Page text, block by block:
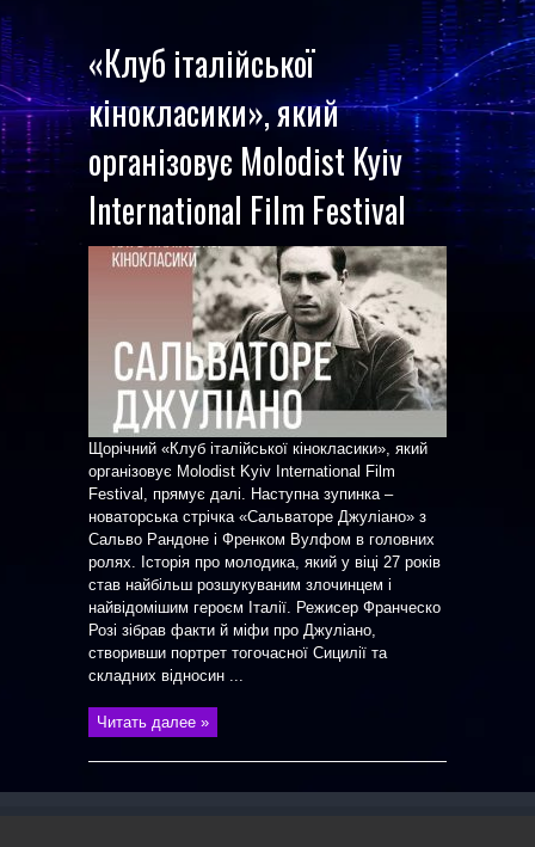
«Клуб італійської
кінокласики», який
організовує Molodist Kyiv
International Film Festival
Щорічний «Клуб італійської кінокласики», який
організовує Molodist Kyiv International Film
Festival, прямує далі. Наступна зупинка –
новаторська стрічка «Сальваторе Джуліано» з
Сальво Рандоне і Френком Вулфом в головних
ролях. Історія про молодика, який у віці 27 років
став найбільш розшукуваним злочинцем і
найвідомішим героєм Італії. Режисер Франческо
Розі зібрав факти й міфи про Джуліано,
створивши портрет тогочасної Сицилії та
складних відносин ...
Читать далее »